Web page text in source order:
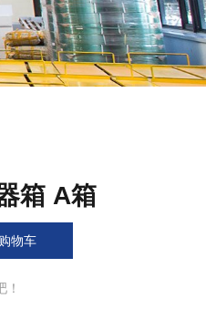
箱 A箱
物车